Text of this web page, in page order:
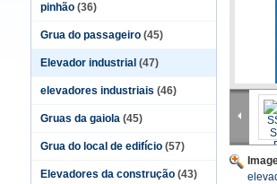
pinhão (36)
Grua do passageiro (45)
Elevador industrial (47)
elevadores industriais (46)
Gruas da gaiola (45)
Grua do local de edifício (57)
Elevadores da construção (43)